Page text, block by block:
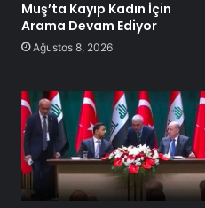
Muş’ta Kayıp Kadın İçin
Arama Devam Ediyor
Ağustos 8, 2026